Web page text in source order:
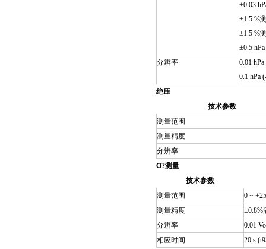
±0.03
±1.5 %
±1.5 %
±0.5
分辨率
0.01
0.1 hPa
绝压
技术参数
测量范围
测量精度
分辨率
O?测量
技术参数
测量范围
0 ~
测量精度
±0.8%
分辨率
0.01
相应时间
20 s